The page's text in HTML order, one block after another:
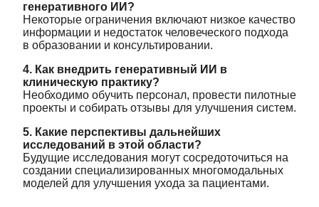
генеративного ИИ?
Некоторые ограничения включают низкое качество
информации и недостаток человеческого подхода
в образовании и консультировании.
4. Как внедрить генеративный ИИ в
клиническую практику?
Необходимо обучить персонал, провести пилотные
проекты и собирать отзывы для улучшения систем.
5. Какие перспективы дальнейших
исследований в этой области?
Будущие исследования могут сосредоточиться на
создании специализированных многомодальных
моделей для улучшения ухода за пациентами.